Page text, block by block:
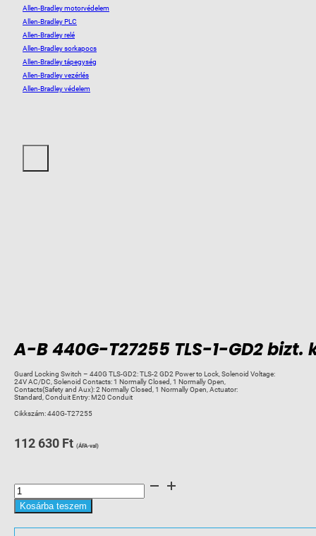
Allen-Bradley motorvédelem
Allen-Bradley PLC
Allen-Bradley relé
Allen-Bradley sorkapocs
Allen-Bradley tápegység
Allen-Bradley vezérlés
Allen-Bradley védelem
A-B 440G-T27255 TLS-1-GD2
Guard Locking Switch – 440G TLS-GD2: TLS-2 GD2 Power to Lock, Solenoid Voltage:
24V AC/DC, Solenoid Contacts: 1 Normally Closed, 1 Normally Open,
Contacts(Safety and Aux): 2 Normally Closed, 1 Normally Open, Actuator:
Standard, Conduit Entry: M20 Conduit
Cikkszám:440G-T27255
112 630 Ft (ÁFA-val)
440G-
T27255
TLS-
GD2
Kosárba teszem